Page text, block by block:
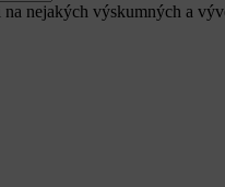
na nejakých výskumných a